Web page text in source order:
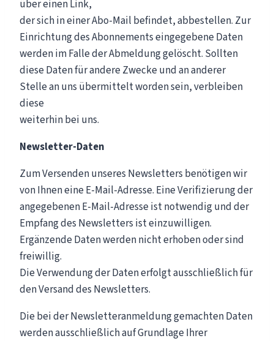
über einen Link,
der sich in einer Abo-Mail befindet, abbestellen. Zur
Einrichtung des Abonnements eingegebene Daten
werden im Falle der Abmeldung gelöscht. Sollten
diese Daten für andere Zwecke und an anderer
Stelle an uns übermittelt worden sein, verbleiben
diese
weiterhin bei uns.
Newsletter-Daten
Zum Versenden unseres Newsletters benötigen wir
von Ihnen eine E-Mail-Adresse. Eine Verifizierung der
angegebenen E-Mail-Adresse ist notwendig und der
Empfang des Newsletters ist einzuwilligen.
Ergänzende Daten werden nicht erhoben oder sind
freiwillig.
Die Verwendung der Daten erfolgt ausschließlich für
den Versand des Newsletters.
Die bei der Newsletteranmeldung gemachten Daten
werden ausschließlich auf Grundlage Ihrer